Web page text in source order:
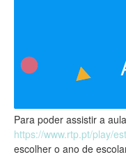
Para poder assistir a
https://www.rtp.pt/play/
escolher o ano de